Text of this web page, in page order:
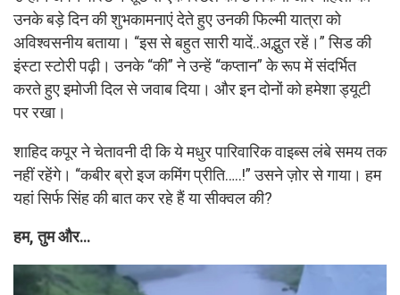
उनके बड़े दिन की शुभकामनाएं देते हुए उनकी फिल्मी यात्रा को
अविश्वसनीय बताया। “इस से बहुत सारी यादें..अद्भुत रहें।” सिड की
इंस्टा स्टोरी पढ़ी। उनके “की” ने उन्हें “कप्तान” के रूप में संदर्भित
करते हुए इमोजी दिल से जवाब दिया। और इन दोनों को हमेशा ड्यूटी
पर रखा।
शाहिद कपूर ने चेतावनी दी कि ये मधुर पारिवारिक वाइब्स लंबे समय तक
नहीं रहेंगे। “कबीर ब्रो इज कमिंग प्रीति…..!” उसने ज़ोर से गाया। हम
यहां सिर्फ सिंह की बात कर रहे हैं या सीक्वल की?
हम, तुम और…